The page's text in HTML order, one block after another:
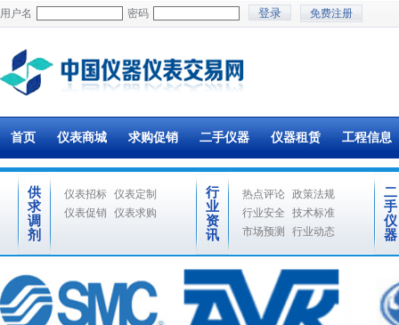
用户名 密码 免费注册
首页 仪表商城 求购促销 二手仪器 仪器租赁 工程信息
供
求
调
剂
仪表招标 仪表定制
仪表促销
仪表求购
行
业
资
讯
热点评论 政策法规
行业安全
技术标准
市场预测
行业动态
二
手
仪
器